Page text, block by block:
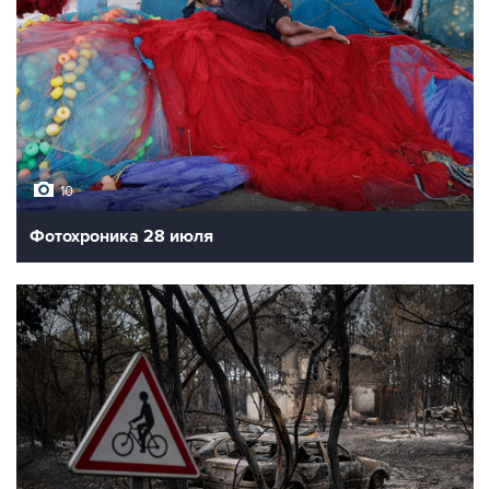
10
Фотохроника 28 июля